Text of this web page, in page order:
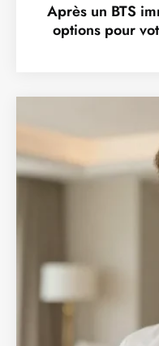
Après un BTS
options pour